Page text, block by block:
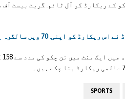
کے ریکارڈ کو آل ٹائم. گریٹ بیسٹ
ریکارڈ کو اپنی. 70 ویں سالگرہ پر
SPORTS